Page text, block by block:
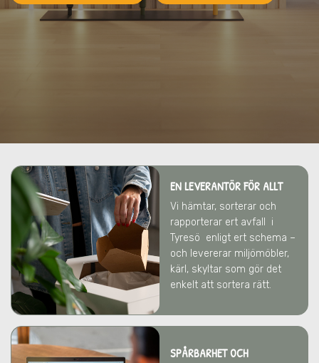
EN LEVERANTÖR FÖR ALLT
Vi hämtar, sorterar och
rapporterar ert avfall
i
Tyresö enligt ert schema –
och levererar miljömöbler,
kärl, skyltar som gör det
enkelt att sortera rätt.
SPÅRBARHET OCH